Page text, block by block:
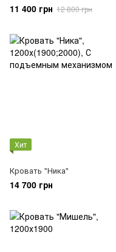
11 400 грн 12 800 грн
Хит
Кровать "Ника"
14 700 грн